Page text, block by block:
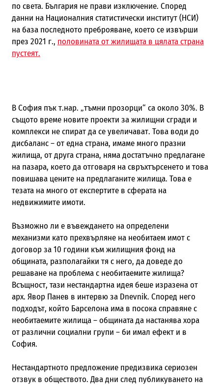
по света. България не прави изключение. Според
данни на Националния статистически институт (НСИ)
на база последното преброяване, което се извърши
през 2021 г., половината от жилищата в цялата страна
пустеят.
В София пък т.нар. „тъмни прозорци“ са около 30%. В
същото време новите проекти за жилищни сгради и
комплекси не спират да се увеличават. Това води до
дисбаланс – от една страна, имаме много празни
жилища, от друга страна, няма достатъчно предлагане
на пазара, което да отговаря на свръхтърсенето и това
повишава цените на предлаганите жилища. Това е
тезата на много от експертите в сферата на
недвижимите имоти.
Възможно ли е въвеждането на определени
механизми като прехвърляне на необитаем имот с
договор за 10 години към жилищния фонд на
общината, разполагайки тя с него, да доведе до
решаване на проблема с необитаемите жилища?
Всъщност, тази нестандартна идея беше изразена от
арх. Явор Панев в интервю за Dnevnik. Според него
подходът, който Барселона има в посока справяне с
необитаемите жилища – общината да настанява хора
от различни социални групи – би имал ефект и в
София.
Нестандартното предложение предизвика сериозен
отзвук в обществото. Два дни след публикуването на